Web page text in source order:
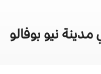
نيو بوفالو